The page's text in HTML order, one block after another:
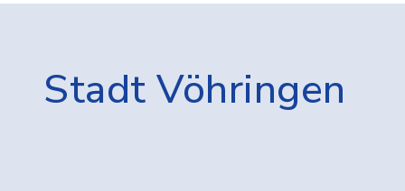
Stadt Vöhringen